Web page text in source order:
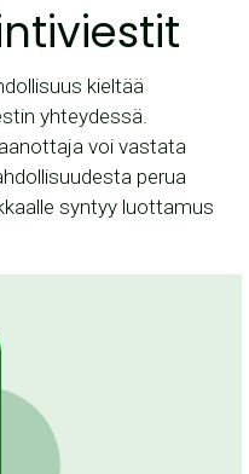
kieltää
yhteydessä.
voi vastata
perua
syntyy luottamus